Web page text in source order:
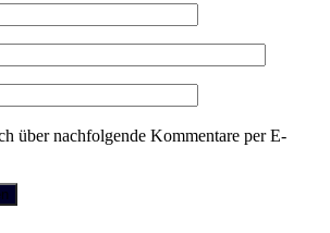
über nachfolgende Kommentare per E-